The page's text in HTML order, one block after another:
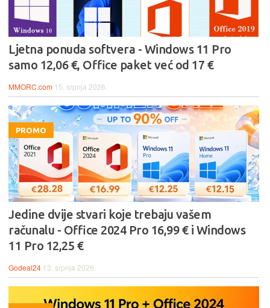
Ljetna ponuda softvera - Windows 11 Pro
samo 12,06 €, Office paket već od 17 €
MMORC.com 15. srpnja 2026.
PROMO
Jedine dvije stvari koje trebaju vašem
računalu - Office 2024 Pro 16,99 € i Windows
11 Pro 12,25 €
Godeal24 13. srpnja 2026.